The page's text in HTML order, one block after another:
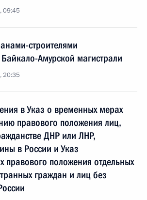
09:45
строителями
Амурской магистрали
20:35
в Указ о временных мерах
правового положения лиц,
ДНР или ЛНР,
в России и Указ
правового положения отдельных
граждан и лиц без